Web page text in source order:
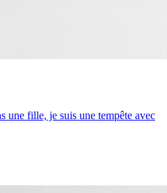
une fille, je suis une tempête avec